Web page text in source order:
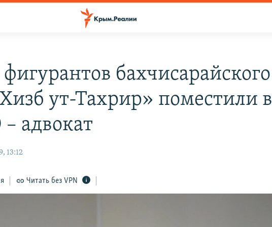
бахчисарайского
ут-Тахрир» поместили в
адвокат
13:12
Читать без VPN